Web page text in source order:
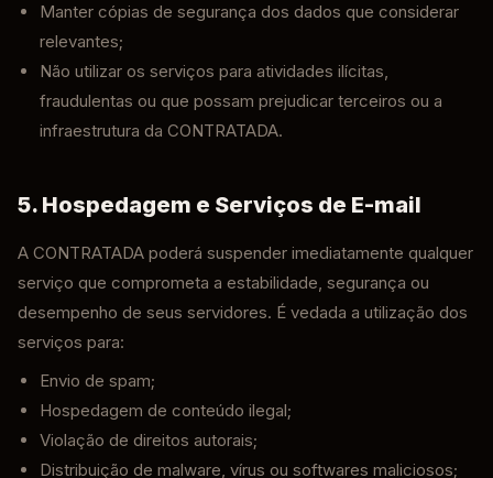
Manter cópias de segurança dos dados que considerar
relevantes;
Não utilizar os serviços para atividades ilícitas,
fraudulentas ou que possam prejudicar terceiros ou a
infraestrutura da CONTRATADA.
5. Hospedagem e Serviços de E-mail
A CONTRATADA poderá suspender imediatamente qualquer
serviço que comprometa a estabilidade, segurança ou
desempenho de seus servidores. É vedada a utilização dos
serviços para:
Envio de spam;
Hospedagem de conteúdo ilegal;
Violação de direitos autorais;
Distribuição de malware, vírus ou softwares maliciosos;